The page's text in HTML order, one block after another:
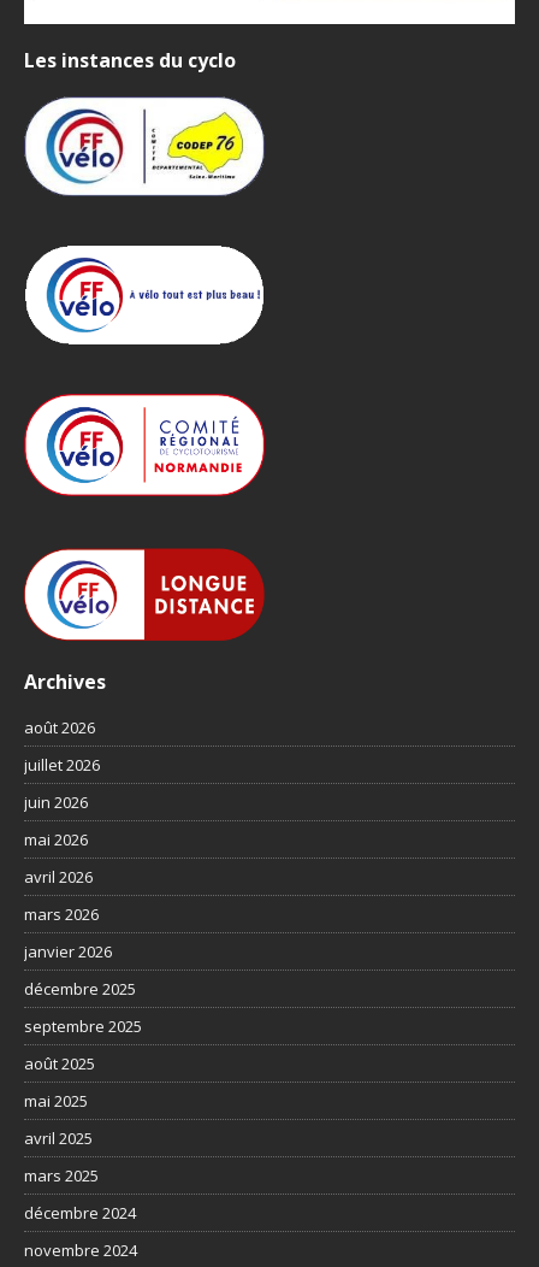
Les instances du cyclo
Archives
août 2026
juillet 2026
juin 2026
mai 2026
avril 2026
mars 2026
janvier 2026
décembre 2025
septembre 2025
août 2025
mai 2025
avril 2025
mars 2025
décembre 2024
novembre 2024